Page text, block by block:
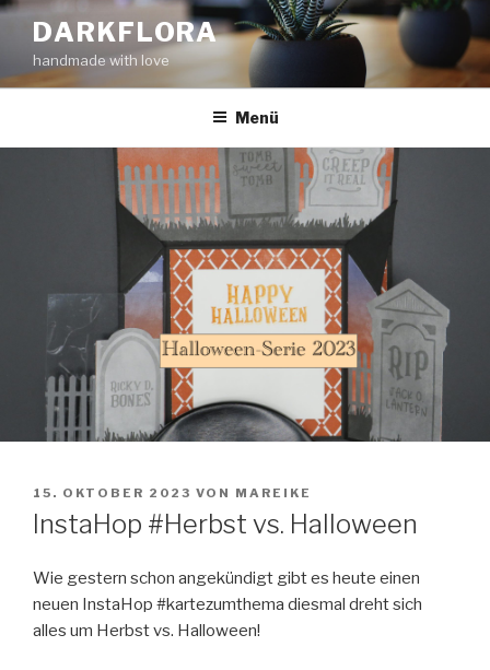
Zum
Inhalt
springen
DARKFLORA
handmade with love
Menü
VERÖFFENTLICHT
AM
15. OKTOBER 2023 VON MAREIKE
InstaHop #Herbst vs. Halloween
Wie gestern schon angekündigt gibt es heute einen
neuen InstaHop #kartezumthema diesmal dreht sich
alles um Herbst vs. Halloween!